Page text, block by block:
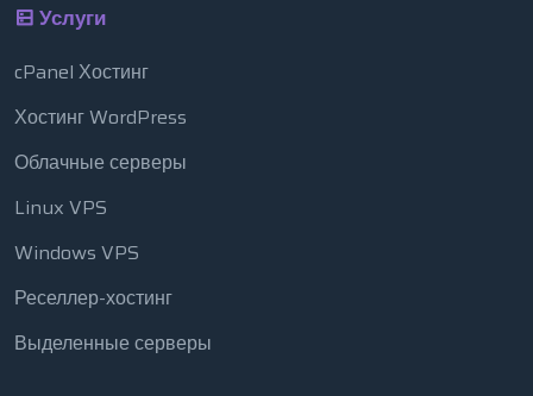
Услуги
cPanel Хостинг
Хостинг WordPress
Облачные серверы
Linux VPS
Windows VPS
Реселлер-хостинг
Выделенные серверы